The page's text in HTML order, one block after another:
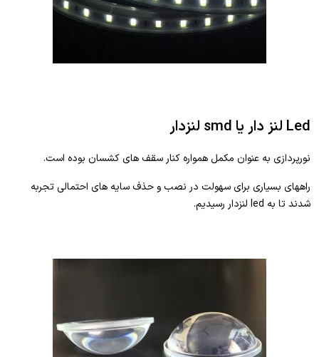
Led لنز دار یا smd لنزدار
نورپردازی به عنوان مکمل همواره کنار سقف های کشسان بوده است.
راههای بسیاری برای سهولت در نصب و حذف سایه های احتمالی تجربه
شدند تا به led لنزدار رسیدیم.